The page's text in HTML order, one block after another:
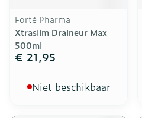
Forté Pharma
Xtraslim Draineur Max
500ml
€ 21,95
Niet beschikbaar